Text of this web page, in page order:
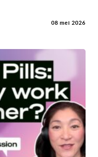
08 mei 2026